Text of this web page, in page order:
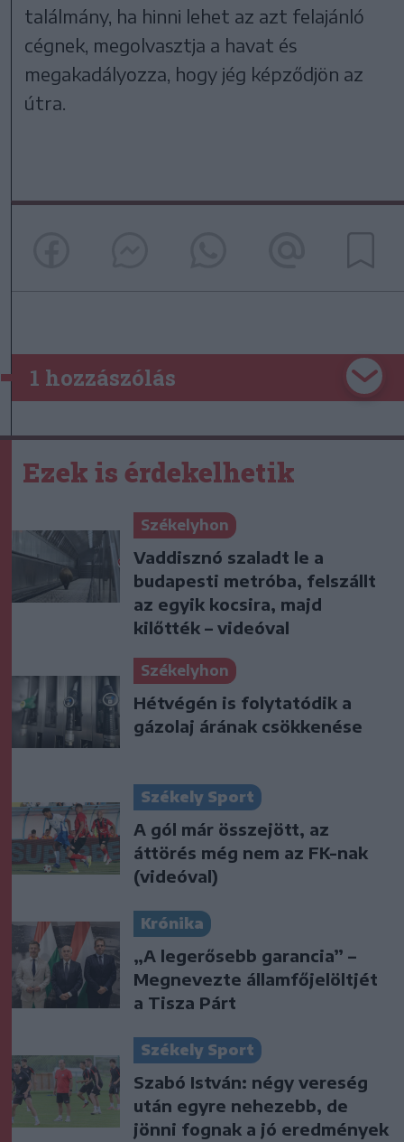
találmány, ha hinni lehet az azt felajánló
cégnek, megolvasztja a havat és
megakadályozza, hogy jég képződjön az
útra.
1 hozzászólás
Ezek is érdekelhetik
Székelyhon
Vaddisznó szaladt le a
budapesti metróba, felszállt
az egyik kocsira, majd
kilőtték – videóval
Székelyhon
Hétvégén is folytatódik a
gázolaj árának csökkenése
Székely Sport
A gól már összejött, az
áttörés még nem az FK-nak
(videóval)
Krónika
„A legerősebb garancia” –
Megnevezte államfőjelöltjét
a Tisza Párt
Székely Sport
Szabó István: négy vereség
után egyre nehezebb, de
jönni fognak a jó eredmények